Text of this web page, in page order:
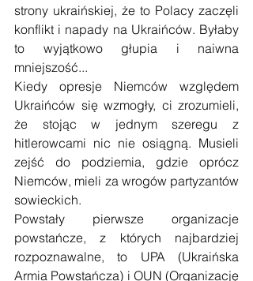
strony ukraińskiej, że to Polacy zaczęli
konflikt i napady na Ukraińców. Byłaby
to wyjątkowo głupia i naiwna
mniejszość...
Kiedy opresje Niemców względem
Ukraińców się wzmogły, ci zrozumieli,
że stojąc w jednym szeregu z
hitlerowcami nic nie osiągną. Musieli
zejść do podziemia, gdzie oprócz
Niemców, mieli za wrogów partyzantów
sowieckich.
Powstały pierwsze organizacje
powstańcze, z których najbardziej
rozpoznawalne, to UPA (Ukraińska
Armia Powstańcza) i OUN (Organizację